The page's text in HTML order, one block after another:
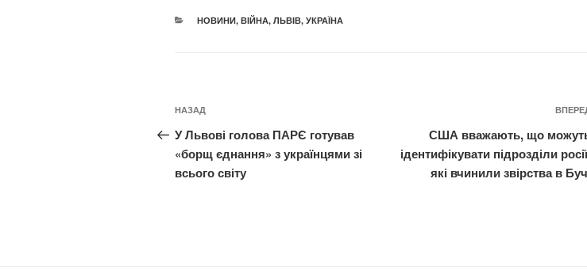
КАТЕГОРІЇ
НОВИНИ, ВІЙНА, ЛЬВІВ, УКРАЇНА
Навігація
записів
Попередній
запис:
НАЗАД
У Львові голова ПАРЄ готував
«борщ єднання» з українцями зі
всього світу
США вважають, що
ідентифікувати підрозділи
які вчинили звірства в